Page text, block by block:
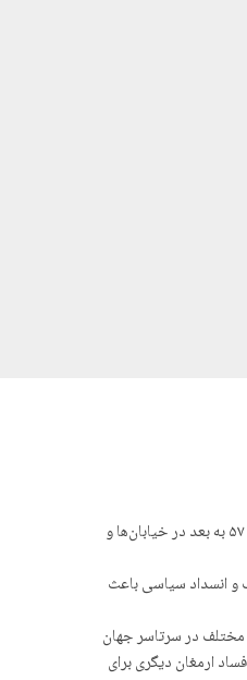
با وجود گذشت حدود ۲ ماه از زمان آغاز اعتراضات سراسری در ایران همچنان حکومت نتوانسته صدای معترضان را خاموش کند و یکی از بی‌سابقه‌ترین و مستمرترین جنبش‌های اعتراضی از انقلاب ۵۷ به بعد در خیابان‌ها و
و انسداد سیاسی باعث
در سرتاسر جهان
ارمغان دیگری برای